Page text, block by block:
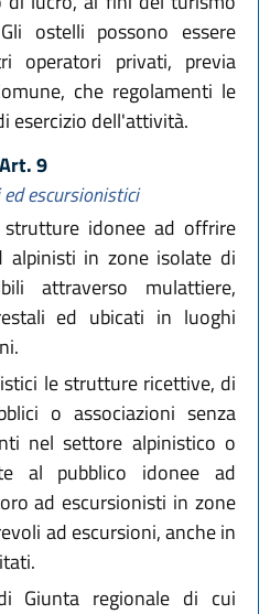
ostelli possono essere
operatori privati, previa
che regolamenti le
esercizio dell'attività.
Art. 9
escursionistici
idonee ad offrire
alpinisti in zone isolate di
attraverso mulattiere,
ed ubicati in luoghi
le strutture ricettive, di
o associazioni senza
nel settore alpinistico o
al pubblico idonee ad
ad escursionisti in zone
ad escursioni, anche in
Giunta regionale di cui